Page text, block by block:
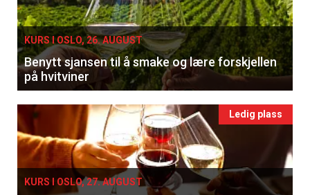
KURS I OSLO, 26. AUGUST
Benytt sjansen til å smake og lære forskjellen
på hvitviner
Ledig plass
KURS I OSLO, 27. AUGUST